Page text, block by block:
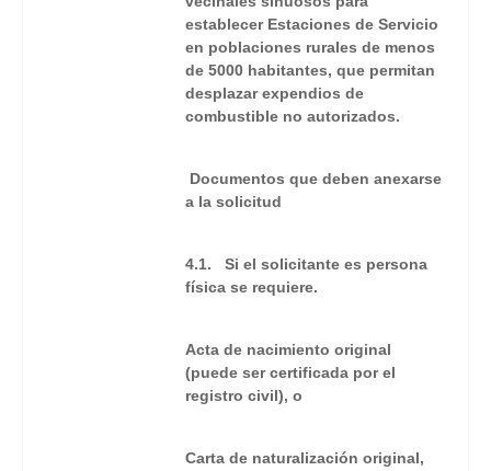
establecer Estaciones de Servicio
en poblaciones rurales de menos
de 5000 habitantes, que permitan
desplazar expendios de
combustible no autorizados.
Documentos que deben anexarse
a la solicitud
4.1. Si el solicitante es persona
física se requiere.
Acta de nacimiento original
(puede ser certificada por el
registro civil), o
Carta de naturalización original,